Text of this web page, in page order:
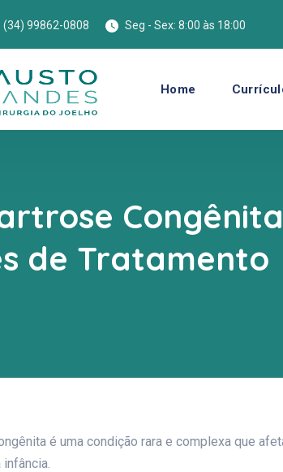
(34) 99862-0808 Seg - Sex: 8:00 às 18:00
Home
de Tratamento
é uma condição rara e complexa que